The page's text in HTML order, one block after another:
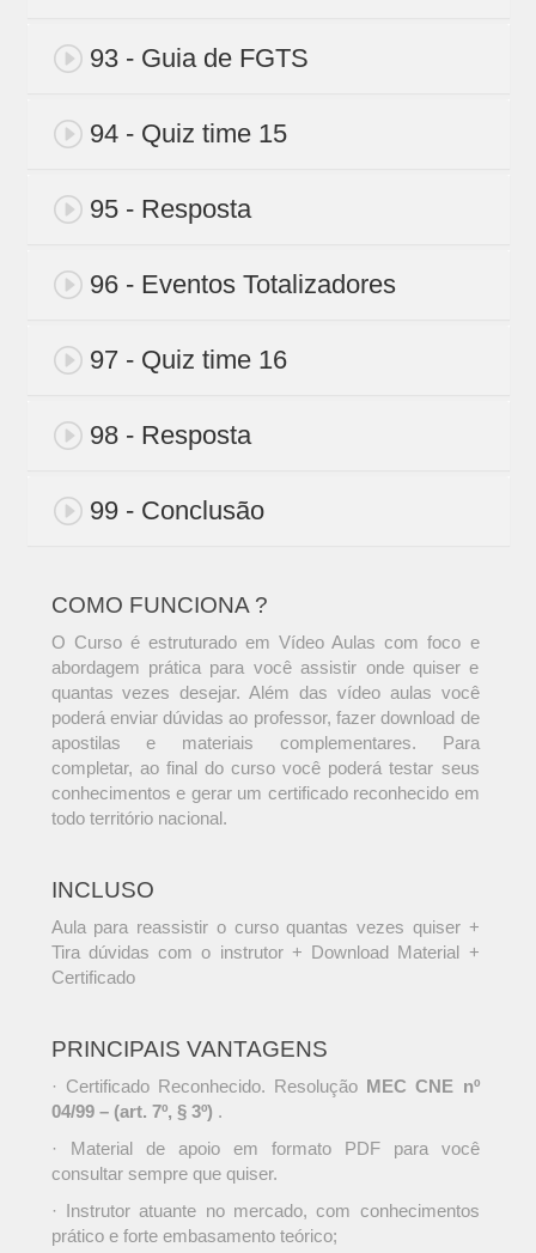
93 - Guia de FGTS
94 - Quiz time 15
95 - Resposta
96 - Eventos Totalizadores
97 - Quiz time 16
98 - Resposta
99 - Conclusão
COMO FUNCIONA ?
O Curso é estruturado em Vídeo Aulas com foco e
abordagem prática para você assistir onde quiser e
quantas vezes desejar. Além das vídeo aulas você
poderá enviar dúvidas ao professor, fazer download de
apostilas e materiais complementares. Para
completar, ao final do curso você poderá testar seus
conhecimentos e gerar um certificado reconhecido em
todo território nacional.
INCLUSO
Aula para reassistir o curso quantas vezes quiser +
Tira dúvidas com o instrutor + Download Material +
Certificado
PRINCIPAIS VANTAGENS
· Certificado Reconhecido. Resolução MEC CNE nº
04/99 – (art. 7º, § 3º) .
· Material de apoio em formato PDF para você
consultar sempre que quiser.
· Instrutor atuante no mercado, com conhecimentos
prático e forte embasamento teórico;